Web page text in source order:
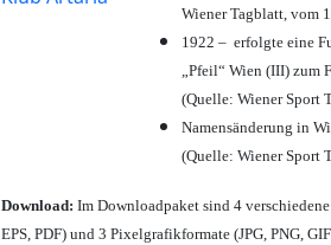
Wiener Tagblatt, vom
1922 – erfolgte eine
„Pfeil“ Wien (III) zum
(Quelle: Wiener Sport
Namensänderung in
(Quelle: Wiener Sport
Download: Im Downloadpaket sind 4
EPS, PDF) und 3 Pixelgrafikformate (JPG, PNG,